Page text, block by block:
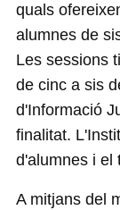
quals
alumnes de
Les sessions
de cinc a sis
d'Informació
finalitat.
d'alumnes i el
A mitjans del